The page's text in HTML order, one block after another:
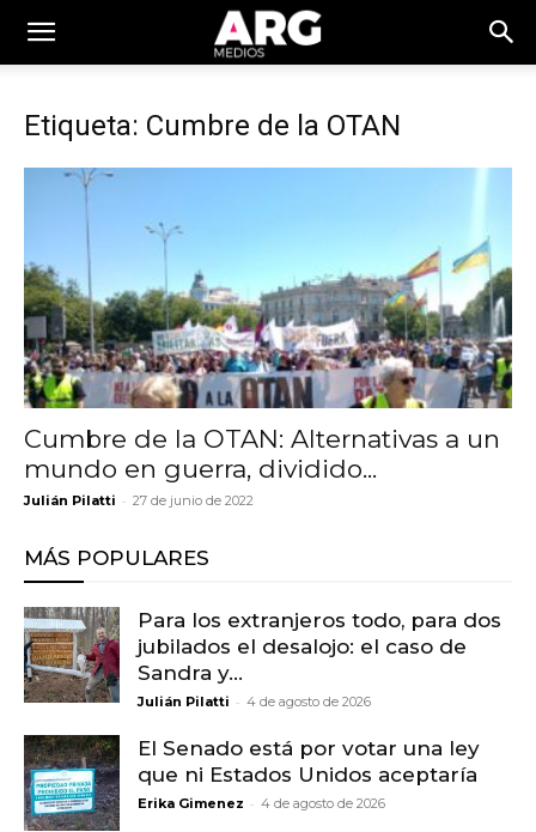
Etiqueta: Cumbre de la OTAN
Cumbre de la OTAN: Alternativas a un
mundo en guerra, dividido...
Julián Pilatti - 27 de junio de 2022
MÁS POPULARES
Para los extranjeros todo, para dos
jubilados el desalojo: el caso de
Sandra y...
Julián Pilatti - 4 de agosto de 2026
El Senado está por votar una ley
que ni Estados Unidos aceptaría
Erika Gimenez - 4 de agosto de 2026